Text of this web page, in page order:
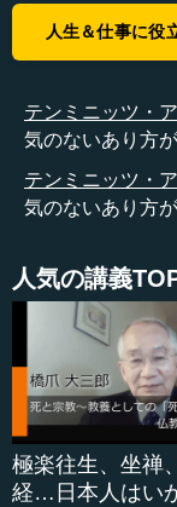
ています。
以前は民主主義
か」というもの
ク・ヘンリーの言
す。日本人のや
主主義のような気
―― なるほど。
執行 こういう理
にはこの理論を
―― 面白いです
執行 やる気のな
出発として、アメ
人生＆仕事に役
テンミニッツ・
気のないあり方
テンミニッツ・
気のないあり方
人気の講義
極楽往生、坐禅
経…日本人はい